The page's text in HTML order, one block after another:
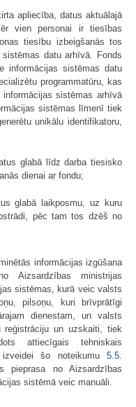
apliecība, datus aktuālajā
vien personai ir tiesības
tiesību izbeigšanās tos
datu arhīvā. Fonds
informācijas sistēmas datu
programmatūru, kas
sistēmas arhīvā
sistēmas līmenī tiek
unikālu identifikatoru,
glabā līdz darba tiesisko
dienai ar fondu;
glabā laikposmu, uz kuru
pēc tam tos dzēš no
minētās informācijas izgūšana
Aizsardzības ministrijas
sistēmas, kurā veic valsts
pilsoņu, kuri brīvprātīgi
dienestam, un valsts
reģistrāciju un uzskaiti, tiek
attiecīgais tehniskais
šo noteikumu 5.5.
pieprasa no Aizsardzības
sistēmā veic manuāli.